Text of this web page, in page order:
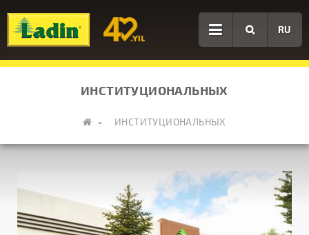
RU
ИНСТИТУЦИОНАЛЬНЫХ
ИНСТИТУЦИОНАЛЬНЫХ